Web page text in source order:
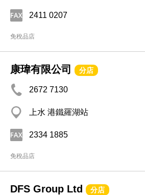
2411 0207
免稅品店
康瑋有限公司 分店
2672 7130
上水 港鐵羅湖站
2334 1885
免稅品店
DFS Group Ltd 分店